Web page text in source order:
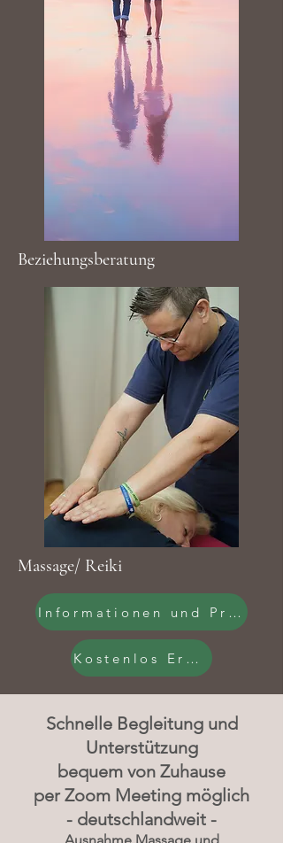
Beziehungsberatung
Massage/ Reiki
Informationen und Preise
Kostenlos Erstgespräch buchen
Schnelle Begleitung und
Unterstützung
bequem von Zuhause
per Zoom Meeting möglich
- deutschlandweit -